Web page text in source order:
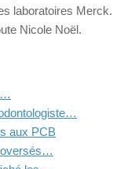
laboratoires Merck.
Nicole Noël.
aux PCB